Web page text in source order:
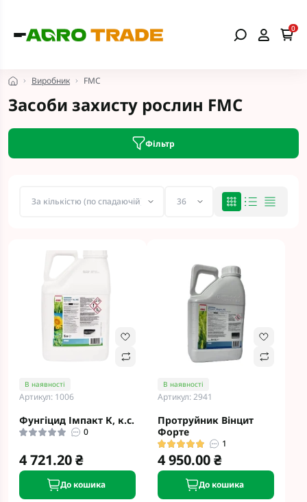
0
Виробник FMC
Засоби захисту рослин FMC
Фільтр
В наявності
Артикул: 1006
Фунгіцид Імпакт К, к.с.
0
4 721.20 ₴
До кошика
В наявності
Артикул: 2941
Протруйник Вінцит
Форте
1
4 950.00 ₴
До кошика